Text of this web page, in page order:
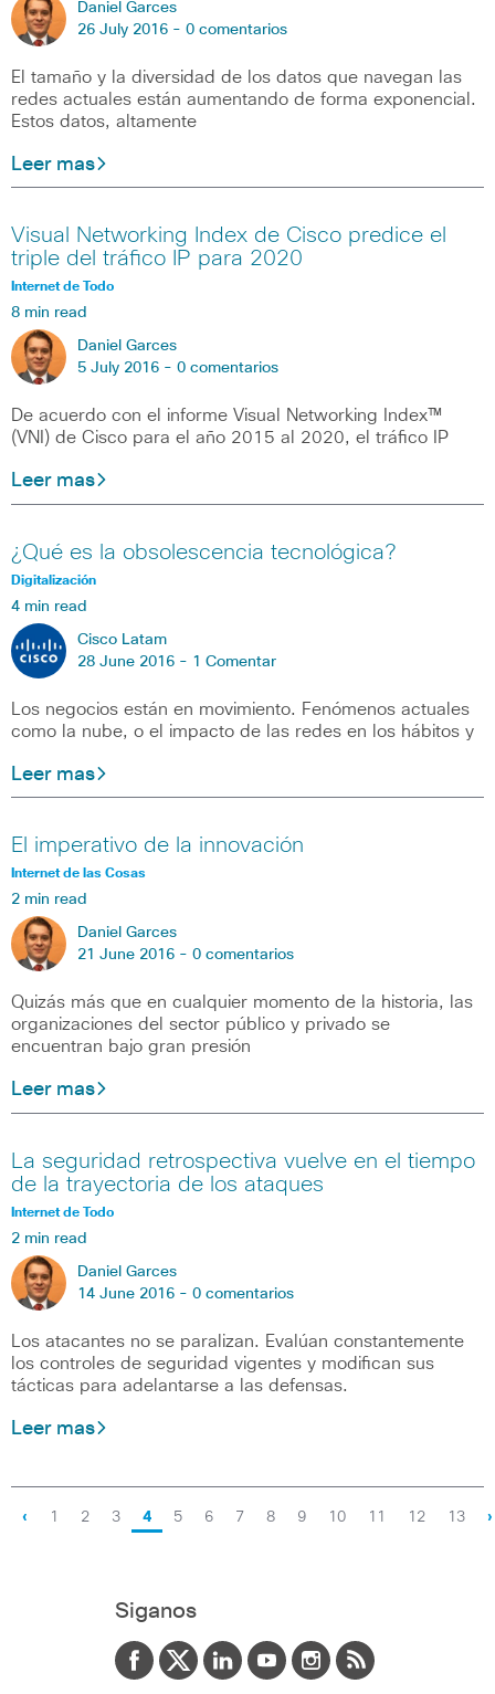
Daniel Garces
26 July 2016 - 0 comentarios
El tamaño y la diversidad de los datos que navegan las
redes actuales están aumentando de forma exponencial.
Estos datos, altamente
Leer mas
Visual Networking Index de Cisco predice el
triple del tráfico IP para 2020
Internet de Todo
8 min read
Daniel Garces
5 July 2016 - 0 comentarios
De acuerdo con el informe Visual Networking Index™
(VNI) de Cisco para el año 2015 al 2020, el tráfico IP
Leer mas
¿Qué es la obsolescencia tecnológica?
Digitalización
4 min read
Cisco Latam
28 June 2016 - 1 Comentar
Los negocios están en movimiento. Fenómenos actuales
como la nube, o el impacto de las redes en los hábitos y
Leer mas
El imperativo de la innovación
Internet de las Cosas
2 min read
Daniel Garces
21 June 2016 - 0 comentarios
Quizás más que en cualquier momento de la historia, las
organizaciones del sector público y privado se
encuentran bajo gran presión
Leer mas
La seguridad retrospectiva vuelve en el tiempo
de la trayectoria de los ataques
Internet de Todo
2 min read
Daniel Garces
14 June 2016 - 0 comentarios
Los atacantes no se paralizan. Evalúan constantemente
los controles de seguridad vigentes y modifican sus
tácticas para adelantarse a las defensas.
Leer mas
‹ 1 2 3 4 5 6 7 8 9 10 11 12 13 ›
Siganos